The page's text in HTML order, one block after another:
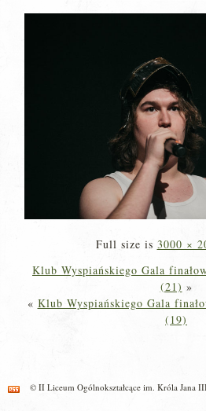
Full size is 3000 ×
Klub Wyspiańskiego Gala
(21) »
« Klub Wyspiańskiego Gala
(19)
© II Liceum Ogólnokształcące im. Króla Jana